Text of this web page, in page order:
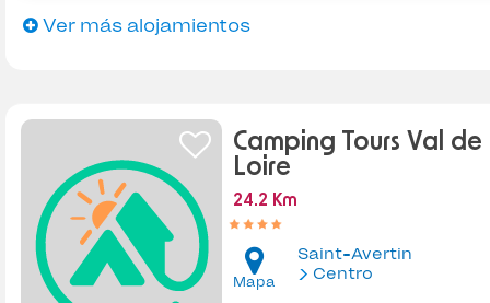
Ver más alojamientos
Camping Tours Val de
Loire
24.2 Km
Mapa
Saint-Avertin
Centro